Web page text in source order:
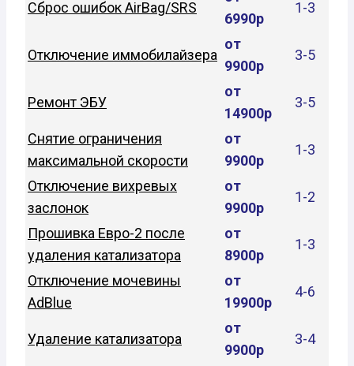
Сброс ошибок AirBag/SRS
6990р
1-3
Отключение иммобилайзера
от
9900р
3-5
Ремонт ЭБУ
от
14900р
3-5
Снятие ограничения
максимальной скорости
от
9900р
1-3
Отключение вихревых
заслонок
от
9900р
1-2
Прошивка Евро-2 после
удаления катализатора
от
8900р
1-3
Отключение мочевины
AdBlue
от
19900р
4-6
Удаление катализатора
от
9900р
3-4